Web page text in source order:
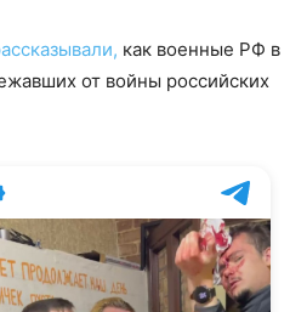
как военные РФ в
от войны российских